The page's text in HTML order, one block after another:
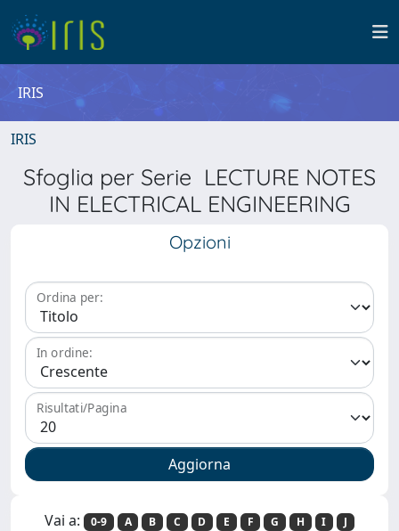
IRIS
IRIS
Sfoglia per Serie LECTURE NOTES
IN ELECTRICAL ENGINEERING
Opzioni
Ordina per:
In ordine:
Risultati/Pagina
Vai a: 0-9 A B C D E F G H I
J